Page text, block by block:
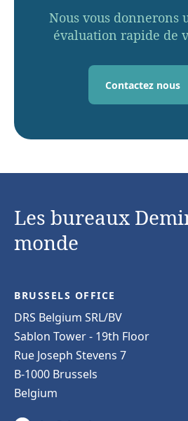
Nous vous donnerons
évaluation rapide de
Contactez nous
Les bureaux
monde
BRUSSELS OFFICE
DRS Belgium SRL/BV
Sablon Tower - 19th Floor
Rue Joseph Stevens 7
B-1000 Brussels
Belgium